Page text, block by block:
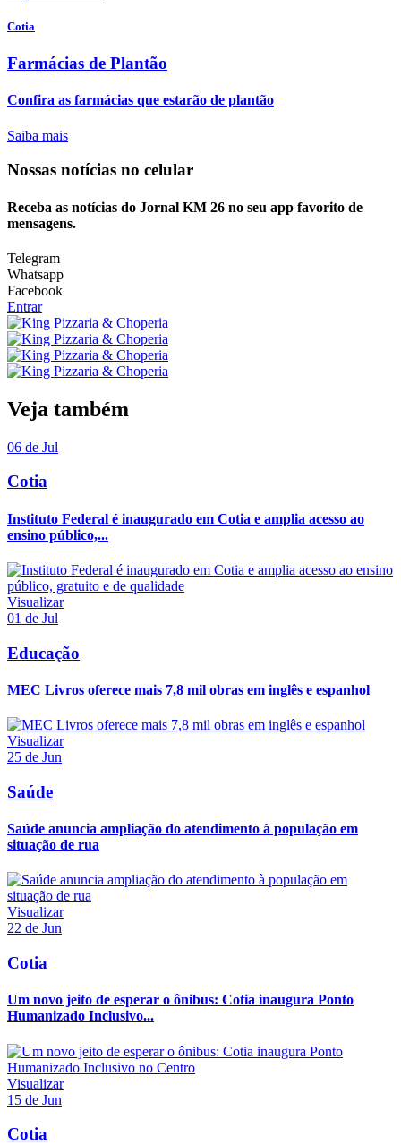
Cotia
Farmácias de Plantão
Confira as farmácias que estarão de plantão
Saiba mais
Nossas notícias no celular
Receba as notícias do Jornal KM 26 no seu app favorito de
mensagens.
Telegram
Whatsapp
Facebook
Entrar
Veja também
06 de Jul
Cotia
Instituto Federal é inaugurado em Cotia e amplia acesso ao
ensino público,...
Visualizar
01 de Jul
Educação
MEC Livros oferece mais 7,8 mil obras em inglês e espanhol
Visualizar
25 de Jun
Saúde
Saúde anuncia ampliação do atendimento à população em
situação de rua
Visualizar
22 de Jun
Cotia
Um novo jeito de esperar o ônibus: Cotia inaugura Ponto
Humanizado Inclusivo...
Visualizar
15 de Jun
Cotia